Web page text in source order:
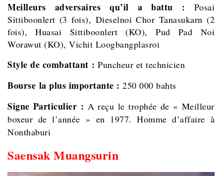
Meilleurs adversaires qu’il a battu : Posai
Sittiboonlert (3 fois), Dieselnoi Chor Tanasukarn (2
fois), Huasai Sittiboonlert (KO), Pud Pad Noi
Worawut (KO), Vichit Loogbangplasroi
Style de combattant : Puncheur et technicien
Bourse la plus importante : 250 000 bahts
Signe Particulier : A reçu le trophée de « Meilleur
boxeur de l’année » en 1977. Homme d’affaire à
Nonthaburi
Saensak Muangsurin